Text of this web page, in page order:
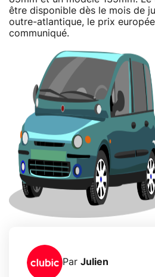
être disponible dès le mois de
outre-atlantique, le prix
communiqué.
Par Julien